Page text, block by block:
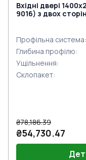
Вхідні двері
9016) з двох сторін
Профільна система:
Глибина профілю:
Ущільнення:
Склопакет:
₴78,186.39
₴54,730.47